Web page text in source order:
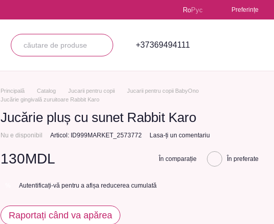
RoРус Preferințe
+37369494111
Principală Catalog Jucarii pentru copii
Jucarii pentru copii BabyOno
Jucărie gingivală zuruitoare Rabbit Karo
Jucărie pluș cu sunet Rabbit Karo
Nu e disponibil Articol: ID999MARKET_2573772 Lasa-ți un comentariu
130MDL În comparație În preferate
Autentificați-văpentru a afișa reducerea cumulată
Raportați când va apărea